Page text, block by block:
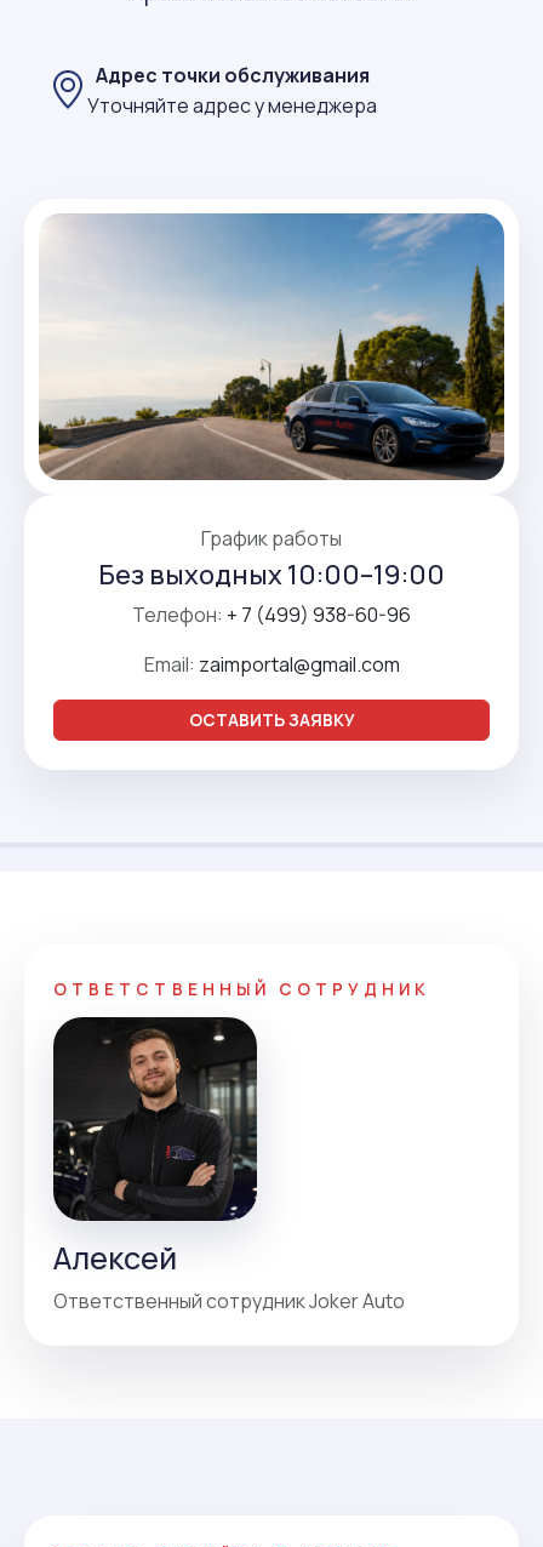
Адрес точки обслуживания
Уточняйте адрес у менеджера
График работы
Без выходных 10:00–19:00
Телефон: + 7 (499) 938-60-96
Email: zaimportal@gmail.com
ОСТАВИТЬ ЗАЯВКУ
ОТВЕТСТВЕННЫЙ СОТРУДНИК
Алексей
Ответственный сотрудник Joker Auto